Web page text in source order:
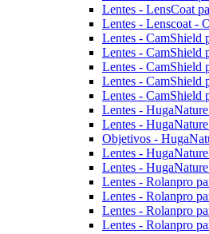
Lentes - LensCoat
Lentes - Lenscoat -
Lentes - CamShield
Lentes - CamShield
Lentes - CamShield
Lentes - CamShield
Lentes - CamShield
Lentes -
Lentes -
Objetivos -
Lentes -
Lentes -
Lentes - Rolanpro
Lentes - Rolanpro
Lentes - Rolanpro
Lentes - Rolanpro